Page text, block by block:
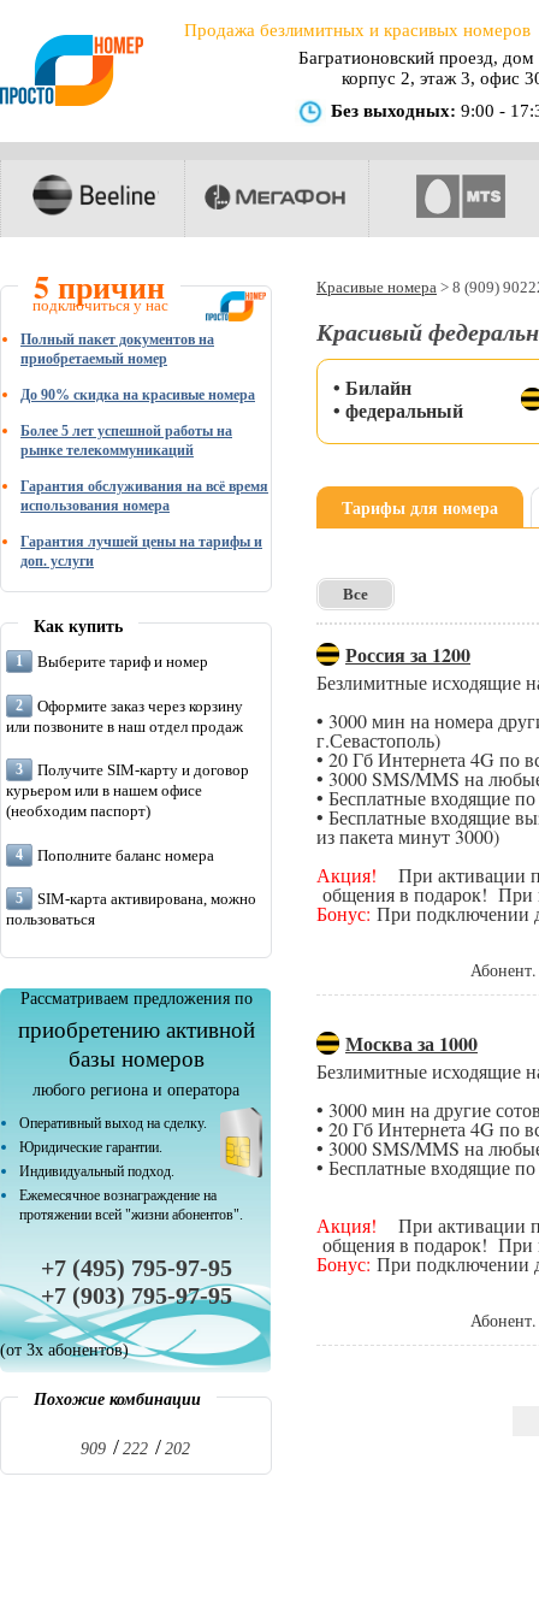
Продажа безлимитных и красивых номеров
Багратионовский проезд, дом
корпус 2, этаж 3, офис
Без выходных: 9:00 -
5 причин
подключиться у нас
Полный пакет документов на
приобретаемый номер
До 90% скидка на красивые номера
Более 5 лет успешной работы на
рынке телекоммуникаций
Гарантия обслуживания на всё время
использования номера
Гарантия лучшей цены на тарифы и
доп. услуги
Как купить
Выберите тариф и номер
Оформите заказ через корзину
или позвоните в наш отдел продаж
Получите SIM-карту и договор
курьером или в нашем офисе
(необходим паспорт)
Пополните баланс номера
SIM-карта активирована, можно
пользоваться
Рассматриваем предложения по
приобретению активной
базы номеров
любого региона и оператора
Оперативный выход на сделку.
Юридические гарантии.
Индивидуальный подход.
Ежемесячное вознаграждение на
протяжении всей "жизни абонентов".
+7 (495) 795-97-95
+7 (903) 795-97-95
(от 3х абонентов)
Похожие комбинации
909 222 202
Красивые номера > 8 (909)
Красивый
• Билайн
• федеральный
Тарифы для номера
Все
Россия за 1200
Безлимитные исходящие
• 3000 мин на номера
г.Севастополь)
• 20 Гб Интернета 4G по
• 3000 SMS/MMS на
• Бесплатные входящие
• Бесплатные входящие
из пакета минут 3000)
Акция! При активации
общения в подарок! При
Бонус: При подключении
Москва за 1000
Безлимитные исходящие
• 3000 мин на другие
• 20 Гб Интернета 4G по
• 3000 SMS/MMS на
• Бесплатные входящие
Акция! При активации
общения в подарок! При
Бонус: При подключении